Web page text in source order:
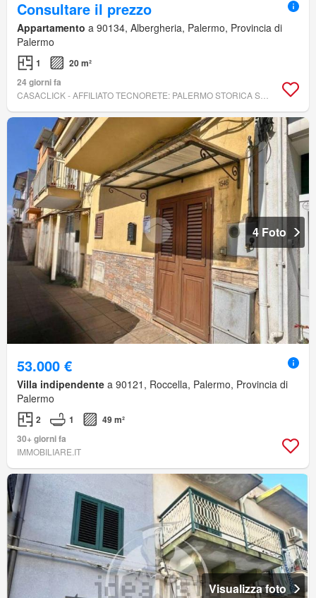
Consultare il prezzo
Appartamento a 90134, Albergheria, Palermo, Provincia di
Palermo
1
20 m²
24 giorni fa
4 Foto
53.000 €
Villa indipendente a 90121, Roccella, Palermo, Provincia di
Palermo
2 1
49 m²
30+ giorni fa
IMMOBILIARE.IT
Visualizza foto